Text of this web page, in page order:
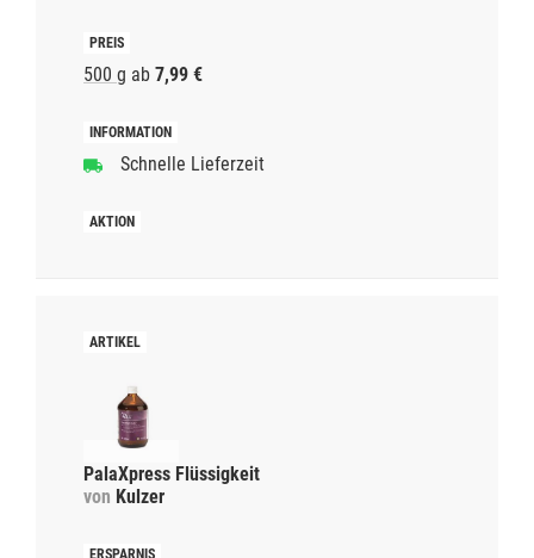
500 g ab 7,99 €
Schnelle Lieferzeit
PalaXpress Flüssigkeit
von Kulzer